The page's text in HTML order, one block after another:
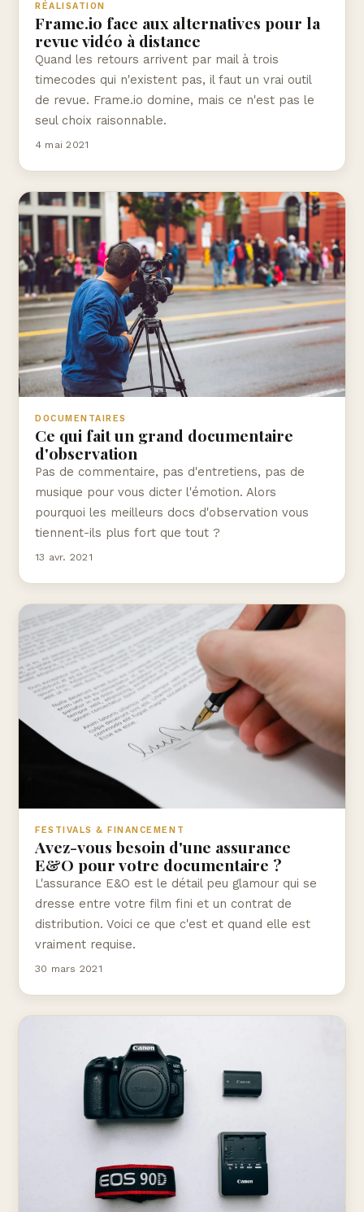
RÉALISATION
Frame.io face aux alternatives pour la
revue vidéo à distance
Quand les retours arrivent par mail à trois
timecodes qui n'existent pas, il faut un vrai outil
de revue. Frame.io domine, mais ce n'est pas le
seul choix raisonnable.
4 mai 2021
DOCUMENTAIRES
Ce qui fait un grand documentaire
d'observation
Pas de commentaire, pas d'entretiens, pas de
musique pour vous dicter l'émotion. Alors
pourquoi les meilleurs docs d'observation vous
tiennent-ils plus fort que tout ?
13 avr. 2021
FESTIVALS & FINANCEMENT
Avez-vous besoin d'une assurance
E&O pour votre documentaire ?
L'assurance E&O est le détail peu glamour qui se
dresse entre votre film fini et un contrat de
distribution. Voici ce que c'est et quand elle est
vraiment requise.
30 mars 2021